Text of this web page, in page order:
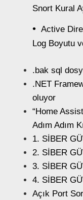
Snort Kural
Active
Log Boyutu
.bak sql
.NET
oluyor
“Home
Adım Adım
1. SİBER
2. SİBER
3. SİBER
4. SİBER
Açık Port